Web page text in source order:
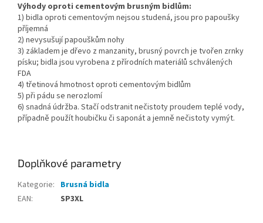
Výhody oproti cementovým brusným bidlům:
1) bidla oproti cementovým nejsou studená, jsou pro papoušky
příjemná
2) nevysušují papouškům nohy
3) základem je dřevo z manzanity, brusný povrch je tvořen zrnky
písku; bidla jsou vyrobena z přírodních materiálů schválených
FDA
4) třetinová hmotnost oproti cementovým bidlům
5) při pádu se nerozlomí
6) snadná údržba. Stačí odstranit nečistoty proudem teplé vody,
případně použít houbičku či saponát a jemně nečistoty vymýt.
Doplňkové parametry
Kategorie: Brusná bidla
EAN: SP3XL